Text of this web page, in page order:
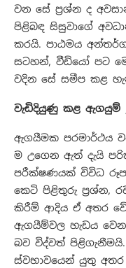
වන සේ ප්‍රශ්න ද
පිළිබඳ සිසුවාගේ
කරයි. පාඨමය
සටහන්, වීඩියෝ පට
වදින සේ සමීප කළ
වැඩිදියුණු කළ ඇගයුම් /
ඇගයීමක පරමාර්ථය
ම උගෙන ඇත් දැයි
පරීක්ෂණයක් විවිධ
කෙටි පිළිතුරු ප්‍රශ්න,
කිරීම් ආදිය ඒ අතර
ඇගයීම්වල හැඩය
බව විද්වත්
ස්වභාවයෙන් යුතු